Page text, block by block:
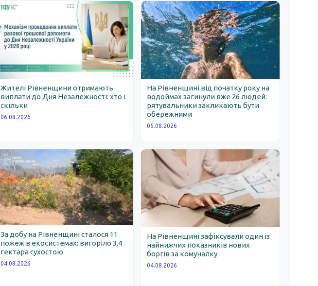
Жителі Рівненщини отримають
виплати до Дня Незалежності: хто і
скільки
06.08.2026
На Рівненщині від початку року на
водоймах загинули вже 26 людей:
рятувальники закликають бути
обережними
05.08.2026
За добу на Рівненщині сталося 11
пожеж в екосистемах: вигоріло 3,4
гектара сухостою
04.08.2026
На Рівненщині зафіксували один із
найнижчих показників нових
боргів за комуналку
04.08.2026